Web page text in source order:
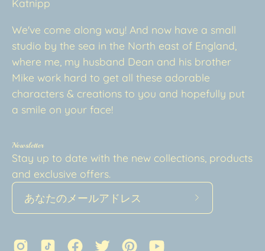
Katnipp
We've come along way! And now have a small
studio by the sea in the North east of England,
where me, my husband Dean and his brother
Mike work hard to get all these adorable
characters & creations to you and hopefully put
a smile on your face!
Newsletter
Stay up to date with the new collections, products
and exclusive offers.
ニ